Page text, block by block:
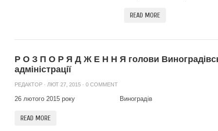
READ MORE
Р О З П О Р Я Д Ж Е Н Н Я голови
адміністрації
РЕДАКТОР · ЛЮТ 27, 2015 · 0 COMMENT
26 лютого 2015 року
READ MORE